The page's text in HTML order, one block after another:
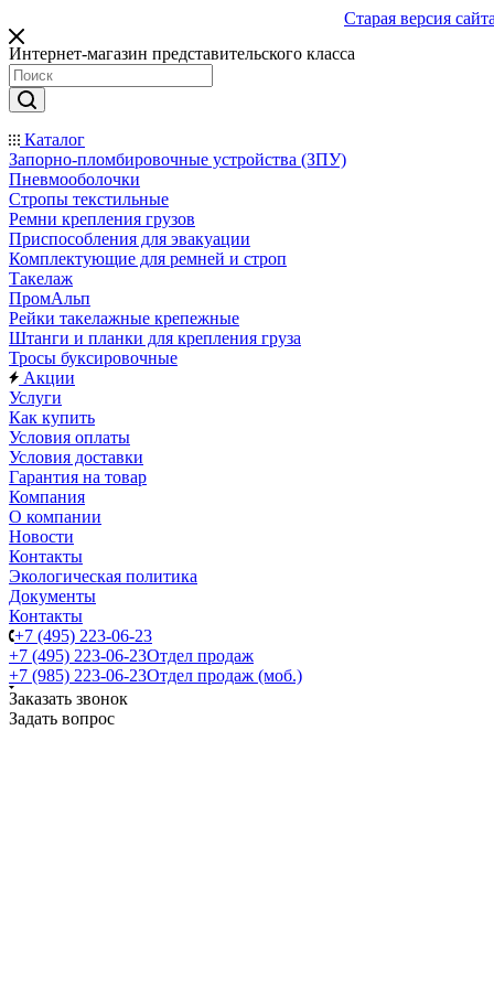
Старая версия
Интернет-магазин представительского класса
Каталог
Запорно-пломбировочные устройства (ЗПУ)
Пневмооболочки
Стропы текстильные
Ремни крепления грузов
Приспособления для эвакуации
Комплектующие для ремней и строп
Такелаж
ПромАльп
Рейки такелажные крепежные
Штанги и планки для крепления груза
Тросы буксировочные
Акции
Услуги
Как купить
Условия оплаты
Условия доставки
Гарантия на товар
Компания
О компании
Новости
Контакты
Экологическая политика
Документы
Контакты
+7 (495) 223-06-23
+7 (495) 223-06-23Отдел продаж
+7 (985) 223-06-23Отдел продаж (моб.)
Заказать звонок
Задать вопрос